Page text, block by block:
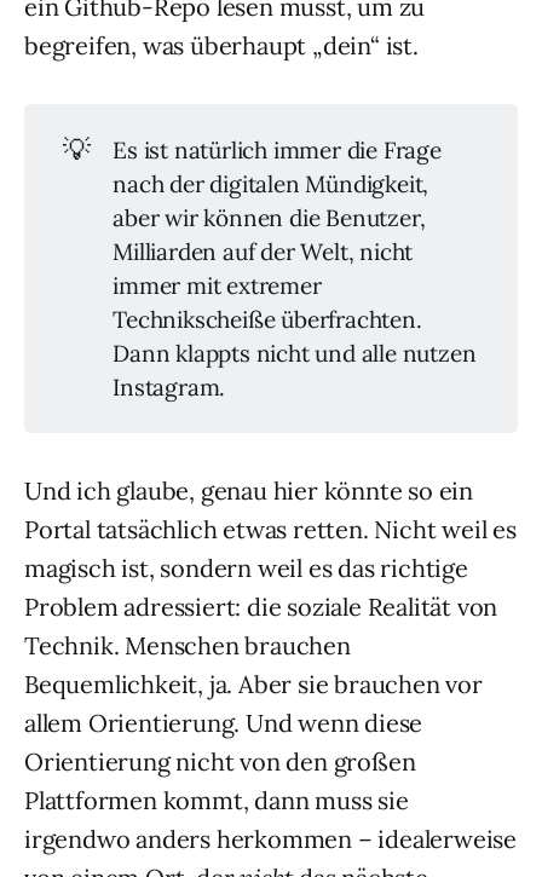
ein Github-Repo lesen musst, um zu
begreifen, was überhaupt „dein“ ist.
💡
Es ist natürlich immer die Frage
nach der digitalen Mündigkeit,
aber wir können die Benutzer,
Milliarden auf der Welt, nicht
immer mit extremer
Technikscheiße überfrachten.
Dann klappts nicht und alle nutzen
Instagram.
Und ich glaube, genau hier könnte so ein
Portal tatsächlich etwas retten. Nicht weil es
magisch ist, sondern weil es das richtige
Problem adressiert: die soziale Realität von
Technik. Menschen brauchen
Bequemlichkeit, ja. Aber sie brauchen vor
allem Orientierung. Und wenn diese
Orientierung nicht von den großen
Plattformen kommt, dann muss sie
irgendwo anders herkommen – idealerweise